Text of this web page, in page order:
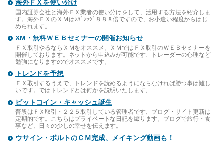
海外ＦＸを使い分け
国内証券会社と海外ＦＸ業者の使い分けをして、活用する方法を紹介しま
す。海外ＦＸのＸＭはﾚﾊﾞﾚｯｼﾞ８８８倍ですので、お小遣い程度からはじ
められます。
XM・無料ＷＥＢセミナーの開催お知らせ
ＦＸ取引やるならＸＭをオススメ。ＸＭではＦＸ取引のＷＥＢセミナーを
開催しております。ネットから申込みが可能です、トレーダーの心理など
勉強になりますのでオススメです。
トレンドを予想
ＦＸ取引するうえで、トレンドを読めるようにならなければ勝つ事は難し
いです。ではトレンドとは何かを説明いたします。
ビットコイン・キャッシュ誕生
普段はＦＸ取引・２２５取引している管理者です。ブログ・サイト更新は
定期的です。こちらはプライベートな日記を綴ります。ブログで旅行・食
事など、日々の少しの幸せを伝えます。
ウサイン・ボルトのＣＭ完成、メイキング動画も！